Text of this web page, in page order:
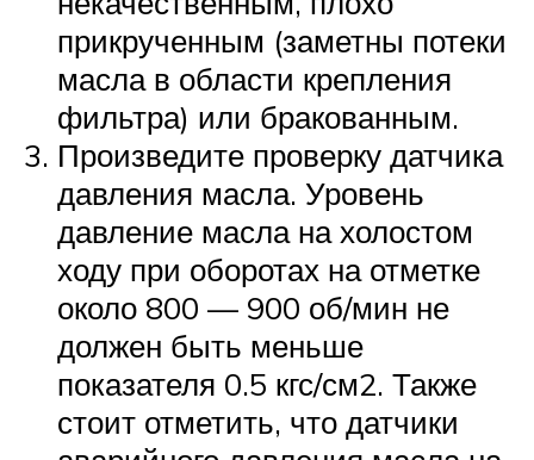
прикрученным (заметны потеки
масла в области крепления
фильтра) или бракованным.
Произведите проверку датчика
давления масла. Уровень
давление масла на холостом
ходу при оборотах на отметке
около 800 — 900 об/мин не
должен быть меньше
показателя 0.5 кгс/см2. Также
стоит отметить, что датчики